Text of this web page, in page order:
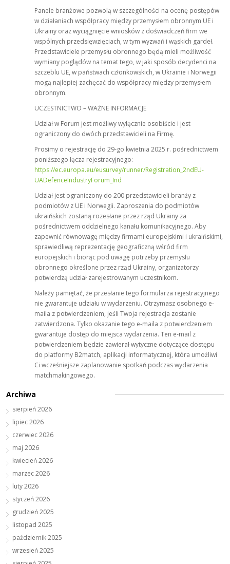
Panele branżowe pozwolą w szczególności na ocenę postępów
w działaniach współpracy między przemysłem obronnym UE i
Ukrainy oraz wyciągnięcie wniosków z doświadczeń firm we
wspólnych przedsięwzięciach, w tym wyzwań i wąskich gardeł.
Przedstawiciele przemysłu obronnego będą mieli możliwość
wymiany poglądów na temat tego, w jaki sposób decydenci na
szczeblu UE, w państwach członkowskich, w Ukrainie i Norwegii
mogą najlepiej zachęcać do współpracy między przemysłem
obronnym.
UCZESTNICTWO – WAŻNE INFORMACJE
Udział w Forum jest możliwy wyłącznie osobiście i jest
ograniczony do dwóch przedstawicieli na Firmę.
Prosimy o rejestrację do 29-go kwietnia 2025 r. pośrednictwem
poniższego łącza rejestracyjnego:
https://ec.europa.eu/eusurvey/runner/Registration_2ndEU-
UADefenceIndustryForum_Ind
Udział jest ograniczony do 200 przedstawicieli branży z
podmiotów z UE i Norwegii. Zaproszenia do podmiotów
ukraińskich zostaną rozesłane przez rząd Ukrainy za
pośrednictwem oddzielnego kanału komunikacyjnego. Aby
zapewnić równowagę między firmami europejskimi i ukraińskimi,
sprawiedliwą reprezentację geograficzną wśród firm
europejskich i biorąc pod uwagę potrzeby przemysłu
obronnego określone przez rząd Ukrainy, organizatorzy
potwierdzą udział zarejestrowanym uczestnikom.
Należy pamiętać, że przesłanie tego formularza rejestracyjnego
nie gwarantuje udziału w wydarzeniu. Otrzymasz osobnego e-
maila z potwierdzeniem, jeśli Twoja rejestracja zostanie
zatwierdzona. Tylko okazanie tego e-maila z potwierdzeniem
gwarantuje dostęp do miejsca wydarzenia. Ten e-mail z
potwierdzeniem będzie zawierał wytyczne dotyczące dostępu
do platformy B2match, aplikacji informatycznej, która umożliwi
Ci wcześniejsze zaplanowanie spotkań podczas wydarzenia
matchmakingowego.
Archiwa
sierpień 2026
lipiec 2026
czerwiec 2026
maj 2026
kwiecień 2026
marzec 2026
luty 2026
styczeń 2026
grudzień 2025
listopad 2025
październik 2025
wrzesień 2025